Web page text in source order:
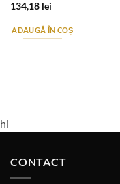
134,18 lei
ADAUGĂ ÎN COȘ
hi
CONTACT